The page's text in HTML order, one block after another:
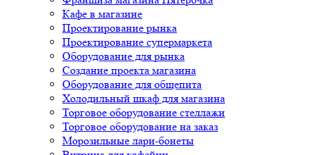
Кафе в магазине
Проектирование рынка
Проектирование супермаркета
Оборудование для рынка
Создание проекта магазина
Оборудование для общепита
Холодильный шкаф для магазина
Торговое оборудование стеллажи
Торговое оборудование на заказ
Морозильные лари-бонеты